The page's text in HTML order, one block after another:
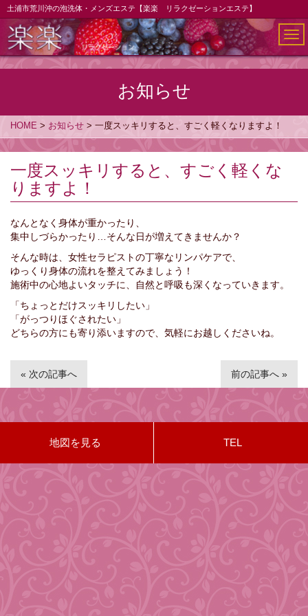
土浦市荒川沖の泡洗体・メンズエステ【楽楽 リラクゼーションエステ】
メ
お知らせ
HOME > お知らせ > 一度スッキリすると、すごく軽くなりますよ！
一度スッキリすると、すごく軽くな
りますよ！
なんとなく身体が重かったり、
集中しづらかったり…そんな日が増えてきませんか？
そんな時は、女性セラピストの丁寧なリンパケアで、
ゆっくり身体の流れを整えてみましょう！
施術中の心地よいタッチに、自然と呼吸も深くなっていきます。
「ちょっとだけスッキリしたい」
「がっつりほぐされたい」
どちらの方にも寄り添いますので、気軽にお越しくださいね。
« 次の記事へ 前の記事へ »
地図を見る TEL